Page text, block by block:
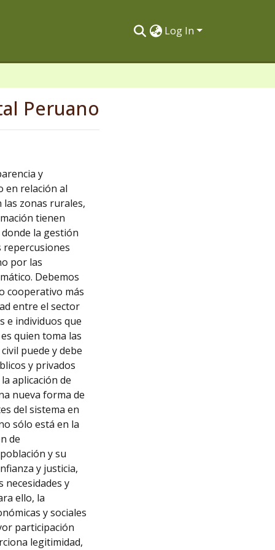
Log In
Peruano
y
en relación al
las zonas rurales,
tienen
la gestión
repercusiones
por las
Debemos
cooperativo más
entre el sector
e individuos que
quien toma las
puede y debe
y privados
aplicación de
nueva forma de
del sistema en
sólo está en la
de
y su
y justicia,
necesidades y
ello, la
y sociales
participación
legitimidad,